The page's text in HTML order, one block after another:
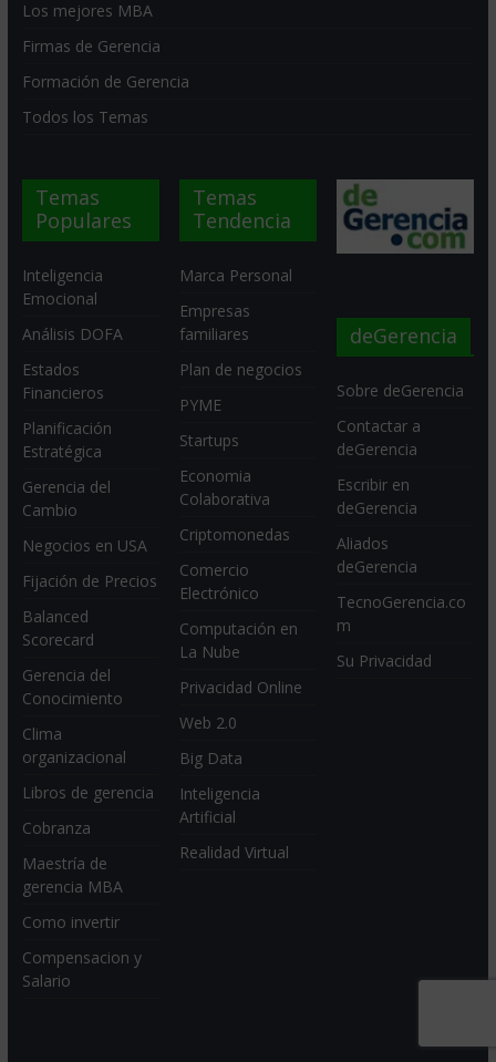
Los mejores MBA
Firmas de Gerencia
Formación de Gerencia
Todos los Temas
Temas
Populares
Inteligencia
Emocional
Análisis DOFA
Estados
Financieros
Planificación
Estratégica
Gerencia del
Cambio
Negocios en USA
Fijación de Precios
Balanced
Scorecard
Gerencia del
Conocimiento
Clima
organizacional
Libros de gerencia
Cobranza
Maestría de
gerencia MBA
Como invertir
Compensacion y
Salario
Temas
Tendencia
Marca Personal
Empresas
familiares
Plan de negocios
PYME
Startups
Economia
Colaborativa
Criptomonedas
Comercio
Electrónico
Computación en
La Nube
Privacidad Online
Web 2.0
Big Data
Inteligencia
Artificial
Realidad Virtual
deGerencia
Sobre deGerencia
Contactar a
deGerencia
Escribir en
deGerencia
Aliados
deGerencia
TecnoGerencia.co
m
Su Privacidad